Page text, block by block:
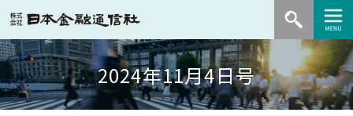
2024年11月4日号